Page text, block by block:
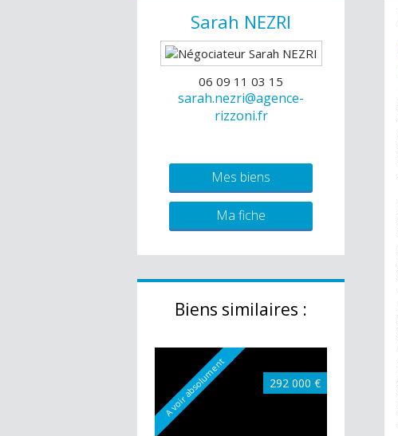
Sarah NEZRI
06 09 11 03 15
sarah.nezri@agence-
rizzoni.fr
Mes biens
Ma fiche
Biens similaires :
A voir absolument 292 000 €